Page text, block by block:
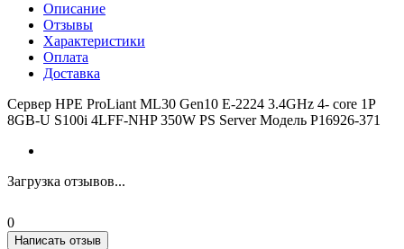
Описание
Отзывы
Характеристики
Оплата
Доставка
Сервер HPE ProLiant ML30 Gen10 E-2224 3.4GHz 4- core 1P
8GB-U S100i 4LFF-NHP 350W PS Server Модель P16926-371
Загрузка отзывов...
0
Написать отзыв